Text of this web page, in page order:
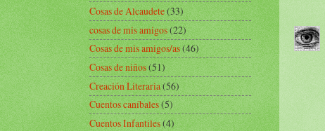
Cosas de Alcaudete(33)
cosas de mis amigos(22)
Cosas de mis amigos/as(46)
Cosas de niños(51)
Creación Literaria(56)
Cuentos caníbales(5)
Cuentos Infantiles(4)